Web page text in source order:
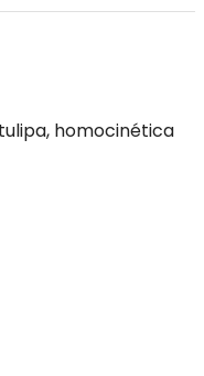
homocinética